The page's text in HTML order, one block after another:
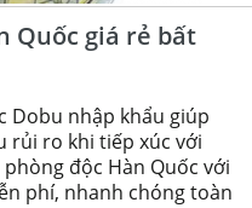
Quốc giá rẻ bất
Dobu nhập khẩu giúp
rủi ro khi tiếp xúc với
độc Hàn Quốc với
phí, nhanh chóng toàn